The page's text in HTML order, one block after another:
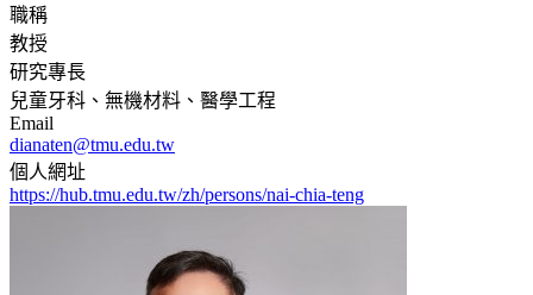
職稱
教授
研究專長
兒童牙科、無機材料、醫學工程
Email
dianaten@tmu.edu.tw
個人網址
https://hub.tmu.edu.tw/zh/persons/nai-chia-teng